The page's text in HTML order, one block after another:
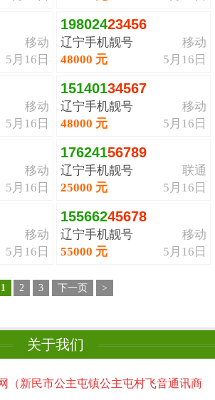
移动
5月16日
19802423456
辽宁手机靓号
移动
5月16日
48000 元
移动
5月16日
15140134567
辽宁手机靓号
移动
5月16日
48000 元
移动
5月16日
17624156789
辽宁手机靓号
联通
5月16日
25000 元
移动
5月16日
15566245678
辽宁手机靓号
移动
5月16日
55000 元
1 2 3 下一页 >
关于我们
新民市公主屯镇公主屯村飞音通讯商